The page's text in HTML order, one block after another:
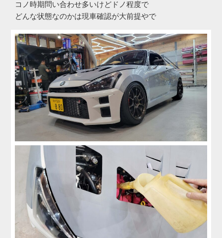
コノ時期問い合わせ多いけどドノ程度で
どんな状態なのかは現車確認が大前提やで